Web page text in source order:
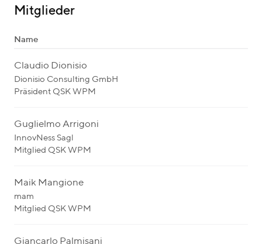
Mitglieder
Name
Claudio Dionisio
Dionisio Consulting GmbH
Präsident QSK WPM
Guglielmo Arrigoni
InnovNess Sagl
Mitglied QSK WPM
Maik Mangione
mam
Mitglied QSK WPM
Giancarlo Palmisani